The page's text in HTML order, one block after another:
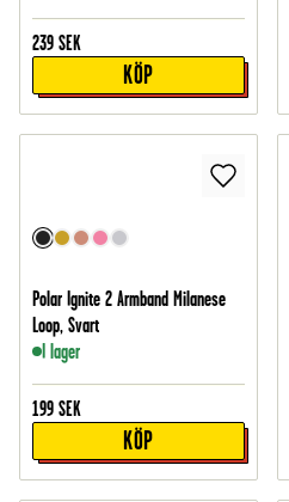
239 SEK
KÖP
Polar Ignite 2 Armband Milanese
Loop, Svart
I lager
199 SEK
KÖP